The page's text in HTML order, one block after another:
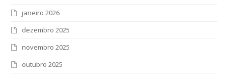
janeiro 2026
dezembro 2025
novembro 2025
outubro 2025